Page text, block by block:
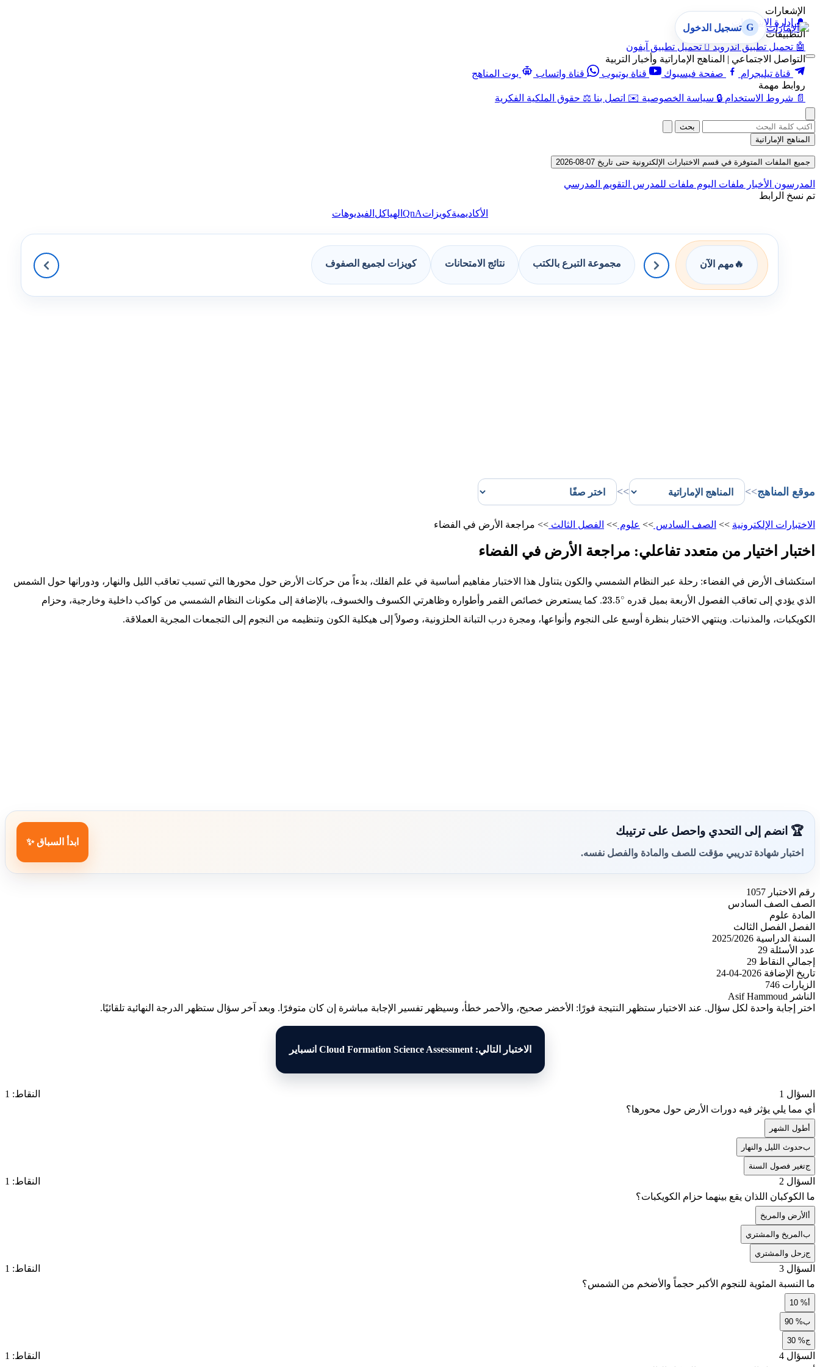
الإشعارات
🔔 إدارة الإشعارات
التطبيقات
🤖 تحميل تطبيق أندرويد  تحميل تطبيق آيفون
التواصل الاجتماعي | المناهج الإماراتية وأخبار التربية
قناة تيليجرام
صفحة فيسبوك قناة يوتيوب قناة واتساب
بوت المناهج
روابط مهمة
📄 شروط الاستخدام 🔒 سياسة الخصوصية ✉️ اتصل بنا ⚖️ حقوق الملكية الفكرية
G تسجيل الدخول
بحث
المناهج الإماراتية
جميع الملفات المتوفرة في قسم الاختبارات الإلكترونية حتى تاريخ 07-08-2026
المدرسون الأخبار ملفات اليوم ملفات للمدرس التقويم المدرسي
تم نسخ الرابط
الأكاديميةكويزاتQnA الهياكل الفيديوهات
🔥 مهم الآن مجموعة التبرع بالكتب نتائج الامتحانات كويزات لجميع الصفوف
موقع المناهج>>
>>
الاختبارات الإلكترونية >> الصف السادس >> علوم >> الفصل الثالث >> مراجعة الأرض في الفضاء
اختبار اختيار من متعدد تفاعلي: مراجعة الأرض في الفضاء
استكشاف الأرض في الفضاء: رحلة عبر النظام الشمسي والكون يتناول هذا الاختبار مفاهيم أساسية في علم الفلك، بدءاً من حركات الأرض حول محورها التي تسبب تعاقب الليل والنهار، ودورانها حول الشمس
الذي يؤدي إلى تعاقب الفصول الأربعة بميل قدره
23.5
∘
. كما يستعرض خصائص القمر وأطواره وظاهرتي الكسوف والخسوف، بالإضافة إلى مكونات النظام الشمسي من كواكب داخلية وخارجية، وحزام
الكويكبات، والمذنبات. وينتهي الاختبار بنظرة أوسع على النجوم وأنواعها، ومجرة درب التبانة الحلزونية، وصولاً إلى هيكلية الكون وتنظيمه من النجوم إلى التجمعات المجرية العملاقة.
🏆 انضم إلى التحدي واحصل على ترتيبك
اختبار شهادة تدريبي مؤقت للصف والمادة والفصل نفسه.
ابدأ السباق ✨
رقم الاختبار 1057
الصف الصف السادس
المادة علوم
الفصل الفصل الثالث
السنة الدراسية 2025/2026
عدد الأسئلة 29
إجمالي النقاط 29
تاريخ الإضافة 2026-04-24
الزيارات 746
الناشر Asif Hammoud
اختر إجابة واحدة لكل سؤال. عند الاختيار ستظهر النتيجة فورًا: الأخضر صحيح، والأحمر خطأ، وسيظهر تفسير الإجابة مباشرة إن كان متوفرًا. وبعد آخر سؤال ستظهر الدرجة النهائية تلقائيًا.
الاختبار التالي: Cloud Formation Science Assessment انسباير
السؤال 1
النقاط: 1
أي مما يلي يؤثر فيه دورات الأرض حول محورها؟
أطول الشهر
بحدوث الليل والنهار
جتغير فصول السنة
السؤال 2
النقاط: 1
ما الكوكبان اللذان يقع بينهما حزام الكويكبات؟
أ الأرض والمريخ
ب المريخ والمشتري
جزحل والمشتري
السؤال 3
النقاط: 1
ما النسبة المئوية للنجوم الأكبر حجماً والأضخم من الشمس؟
أ10 %
ب90 %
ج30 %
السؤال 4
النقاط: 1